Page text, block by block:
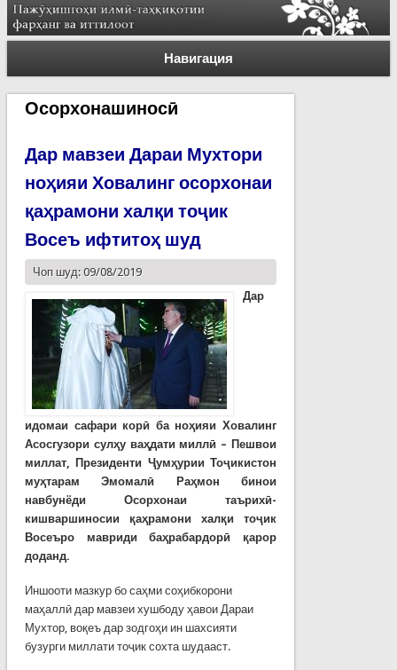
Навигация
Осорхонашиносӣ
Дар мавзеи Дараи Мухтори
ноҳияи Ховалинг осорхонаи
қаҳрамони халқи тоҷик
Восеъ ифтитоҳ шуд
Чоп шуд: 09/08/2019
Дар
идомаи сафари корӣ ба ноҳияи Ховалинг
Асосгузори сулҳу ваҳдати миллӣ – Пешвои
миллат, Президенти Ҷумҳурии Тоҷикистон
муҳтарам Эмомалӣ Раҳмон бинои
навбунёди Осорхонаи таърихӣ-
кишваршиносии қаҳрамони халқи тоҷик
Восеъро мавриди баҳрабардорӣ қарор
доданд.
Иншооти мазкур бо саҳми соҳибкорони
маҳаллӣ дар мавзеи хушбоду ҳавои Дараи
Мухтор, воқеъ дар зодгоҳи ин шахсияти
бузурги миллати тоҷик сохта шудааст.